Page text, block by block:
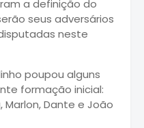
a definição do
seus adversários
neste
poupou alguns
formação inicial:
Marlon, Dante e João